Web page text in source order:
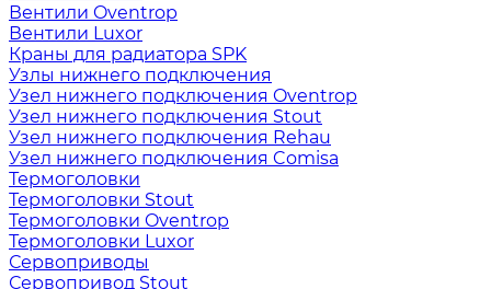
Вентили Oventrop
Вентили Luxor
Краны для радиатора SPK
Узлы нижнего подключения
Узел нижнего подключения Oventrop
Узел нижнего подключения Stout
Узел нижнего подключения Rehau
Узел нижнего подключения Comisa
Термоголовки
Термоголовки Stout
Термоголовки Oventrop
Термоголовки Luxor
Сервоприводы
Сервопривод Stout